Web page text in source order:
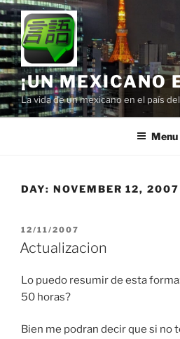
Skip
to
content
¡UN MEXICANO
La vida de un mexicano en el país
Menu
DAY: NOVEMBER 12, 2007
POSTED
ON
12/11/2007
Actualizacion
Lo puedo resumir de esta
50 horas?
Bien me podran decir que si no